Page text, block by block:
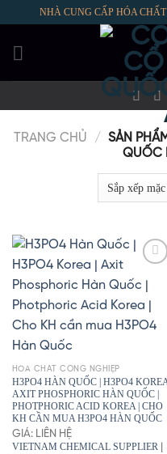
content
NHÀ CUNG CẤP HÓA
TRANG CHỦ / SẢN
QUỐC
HÓA CHẤT CÔNG NGHIỆP
H3PO4 HÀN QUỐC | H3PO4 KOREA
AXIT PHOSPHORIC HÀN QUỐC |
PHOTPHORIC ACID KOREA | CHO
KH CẦN MUA H3PO4 HÀN QUỐC
GIÁ: LIÊN HỆ
VIETNAM CHEMICAL SUPPLIER|